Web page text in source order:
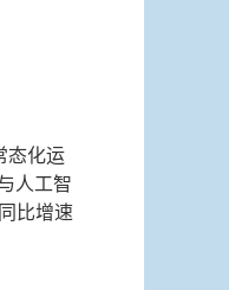
态化运
人工智
比增速